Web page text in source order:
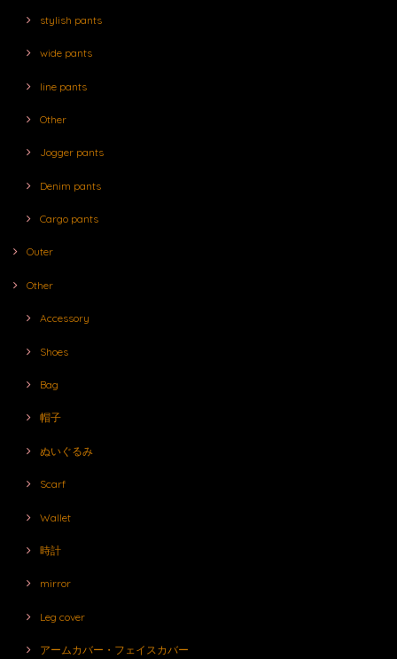
stylish pants
wide pants
line pants
Other
Jogger pants
Denim pants
Cargo pants
Outer
Other
Accessory
Shoes
Bag
帽子
ぬいぐるみ
Scarf
Wallet
時計
mirror
Leg cover
アームカバー・フェイスカバー